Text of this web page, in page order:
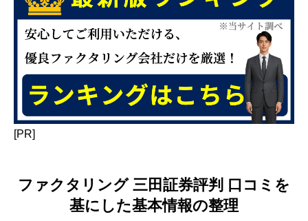
[PR]
ファクタリング 三田証券評判 口コミを
基にした基本情報の整理